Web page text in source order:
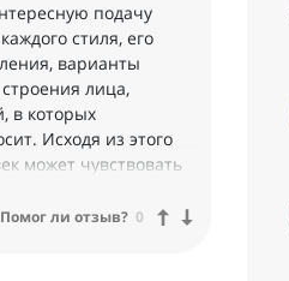
подачу
стиля, его
варианты
лица,
в которых
Исходя из этого
может чувствовать
гардеробе и
интересуется модой.
Помог ли отзыв? 0